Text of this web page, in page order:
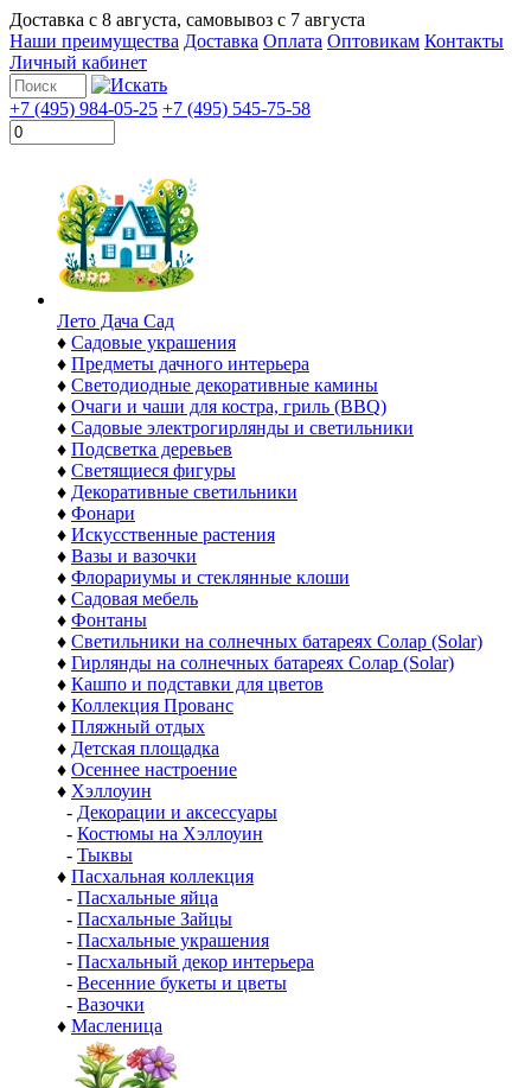
Доставка с 8 августа, самовывоз с 7 августа
Наши преимущества Доставка Оплата Оптовикам Контакты
Личный кабинет
+7 (495) 984-05-25 +7 (495) 545-75-58
Лето Дача Сад
♦ Садовые украшения
♦ Предметы дачного интерьера
♦ Светодиодные декоративные камины
♦ Очаги и чаши для костра, гриль (BBQ)
♦ Садовые электрогирлянды и светильники
♦ Подсветка деревьев
♦ Светящиеся фигуры
♦ Декоративные светильники
♦ Фонари
♦ Искусственные растения
♦ Вазы и вазочки
♦ Флорариумы и стеклянные клоши
♦ Садовая мебель
♦ Фонтаны
♦ Светильники на солнечных батареях Солар (Solar)
♦ Гирлянды на солнечных батареях Солар (Solar)
♦ Кашпо и подставки для цветов
♦ Коллекция Прованс
♦ Пляжный отдых
♦ Детская площадка
♦ Осеннее настроение
♦ Хэллоуин
- Декорации и аксессуары
- Костюмы на Хэллоуин
- Тыквы
♦ Пасхальная коллекция
- Пасхальные яйца
- Пасхальные Зайцы
- Пасхальные украшения
- Пасхальный декор интерьера
- Весенние букеты и цветы
- Вазочки
♦ Масленица